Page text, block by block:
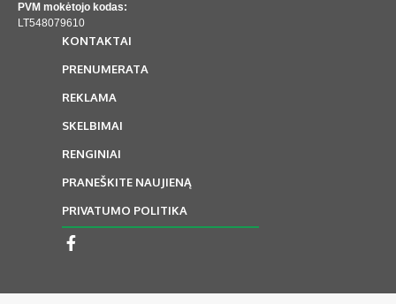
PVM mokėtojo kodas:
LT548079610
KONTAKTAI
PRENUMERATA
REKLAMA
SKELBIMAI
RENGINIAI
PRANEŠKITE NAUJIENĄ
PRIVATUMO POLITIKA